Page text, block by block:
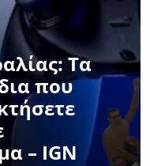
Τα
που
– IGN